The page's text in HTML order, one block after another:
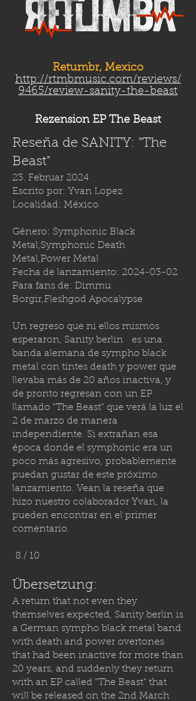
Retumbr, Mexico
http://rtmbmusic.com/reviews/
9465/review-sanity-the-beast
Rezension EP The Beast
Reseña de SANITY: "The
Beast"
23. Februar 2024
Escrito por: Yvan Lopez
Localidad: México
Género: Symphonic Black
Metal,Symphonic Death
Metal,Power Metal
Fecha de lanzamiento: 2024-03-02
Para fans de: Dimmu
Borgir,Fleshgod Apocalypse
Un regreso que ni ellos mismos
esperaron, Sanity.berlin es una
banda alemana de sympho black
metal con tintes death y power que
llevaba más de 20 años inactiva, y
de pronto regresan con un EP
llamado "The Beast" que verá la luz el
2 de marzo de manera
independiente. Si extrañan esa
época donde el symphonic era un
poco más agresivo, probablemente
puedan gustar de este próximo
lanzamiento. Vean la reseña que
hizo nuestro colaborador Yvan, la
pueden encontrar en el primer
comentario.
8 / 10
Übersetzung:
A return that not even they
themselves expected, Sanity.berlin is
a German sympho black metal band
with death and power overtones
that had been inactive for more than
20 years, and suddenly they return
with an EP called "The Beast" that
will be released on the 2nd March